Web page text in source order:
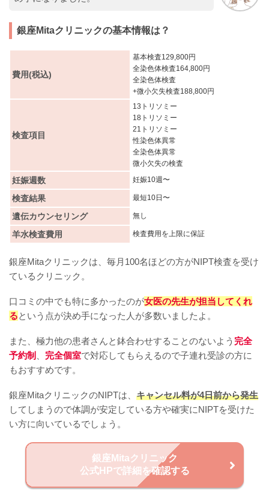
銀座Mitaクリニックの基本情報は？
費用(税込)
基本検査129,800円
全染色体検査164,800円
全染色体検査
+微小欠失検査188,800円
検査項目
13トリソミー
18トリソミー
21トリソミー
性染色体異常
全染色体異常
微小欠失の検査
妊娠週数 妊娠10週〜
検査結果 最短10日〜
遺伝カウンセリング 無し
羊水検査費用 検査費用を上限に保証
銀座Mitaクリニックは、毎月100名ほどの方がNIPT検査を受け
ているクリニック。
口コミの中でも特に多かったのが女医の先生が担当してくれ
るという点が決め手になった人が多数いましたよ。
また、極力他の患者さんと鉢合わせすることのないよう 完全
予約制
完全個室で対応してもらえるので子連れ受診の方に
もおすすめです。
銀座MitaクリニックのNIPTは、 キャンセル料が4日前から発生
してしまうので体調が安定している方や確実にNIPTを受けた
い方に向いているでしょう。
銀座Mitaクリニック
公式HPで詳細を確認する